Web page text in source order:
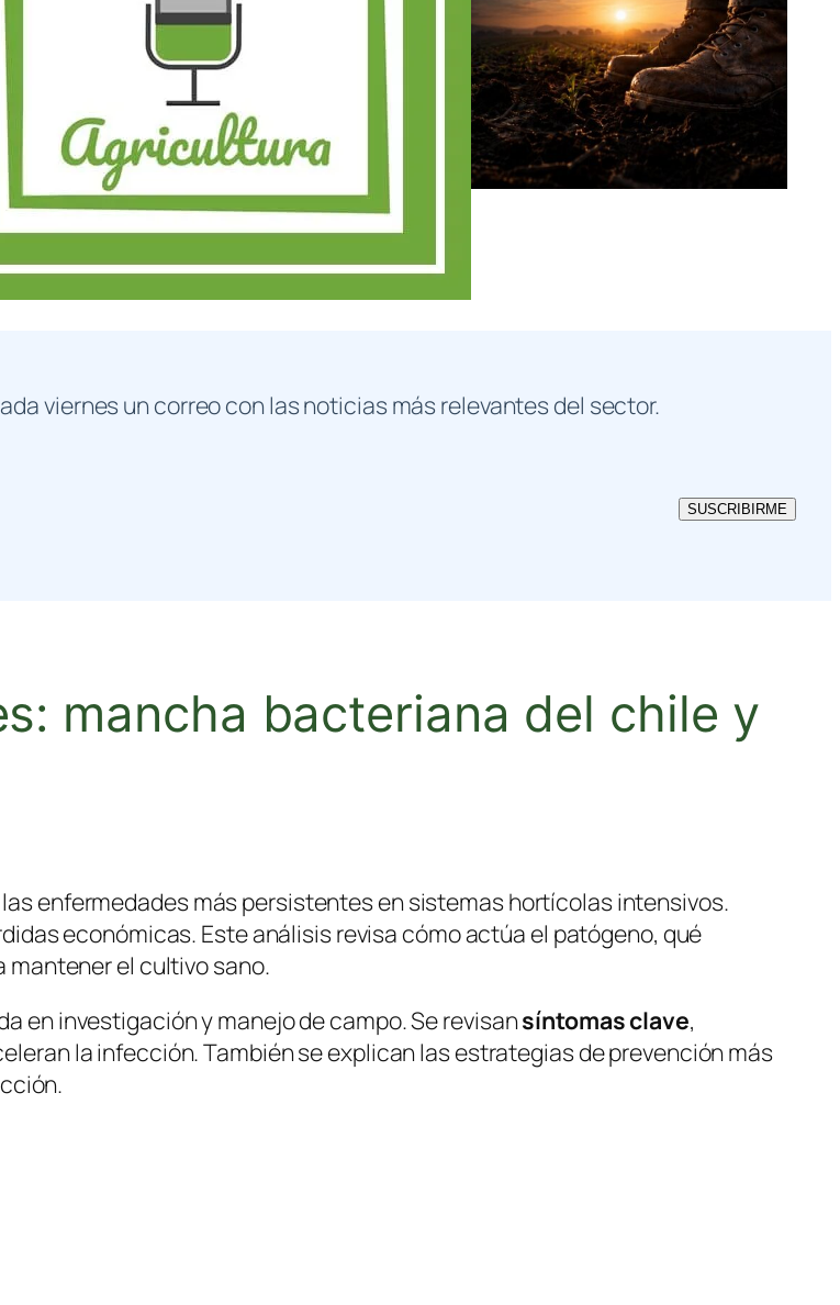
viernes un correo con las noticias más relevantes del sector.
SUSCRIBIRME
mancha bacteriana del chile y
enfermedades más persistentes en sistemas hortícolas intensivos.
económicas. Este análisis revisa cómo actúa el patógeno, qué
mantener el cultivo sano.
en investigación y manejo de campo. Se revisansíntomas clave,
la infección. También se explican las estrategias de prevención más